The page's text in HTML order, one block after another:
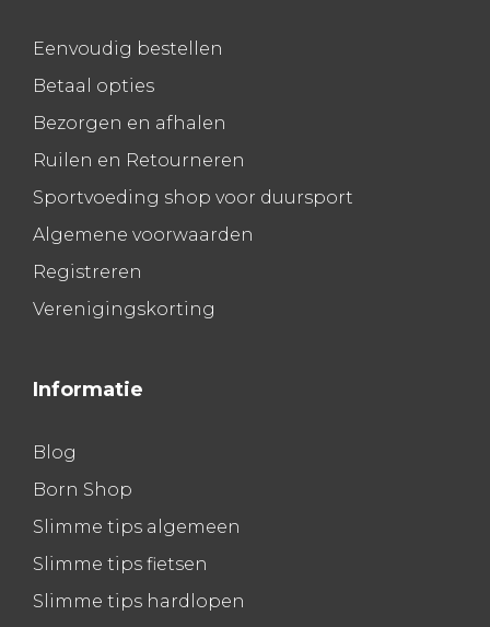
Eenvoudig bestellen
Betaal opties
Bezorgen en afhalen
Ruilen en Retourneren
Sportvoeding shop voor duursport
Algemene voorwaarden
Registreren
Verenigingskorting
Informatie
Blog
Born Shop
Slimme tips algemeen
Slimme tips fietsen
Slimme tips hardlopen